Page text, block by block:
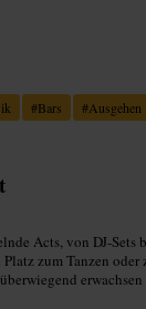
#Bars #Ausgehen
Acts, von
zum Tanzen oder